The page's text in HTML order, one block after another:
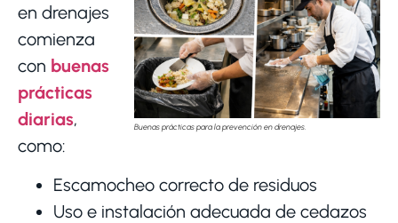
Buenas prácticas para la prevención en drenajes.
en drenajes
comienza
con buenas
prácticas
diarias,
como:
Escamocheo correcto de residuos
Uso e instalación adecuada de cedazos